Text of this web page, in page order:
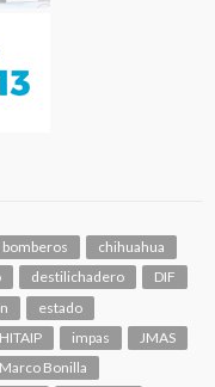
bomberos
chihuahua
destilichadero
DIF
estado
impas
JMAS
Marco Bonilla